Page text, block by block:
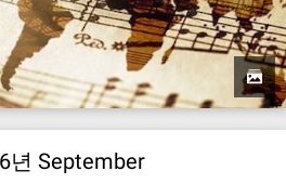
년 September